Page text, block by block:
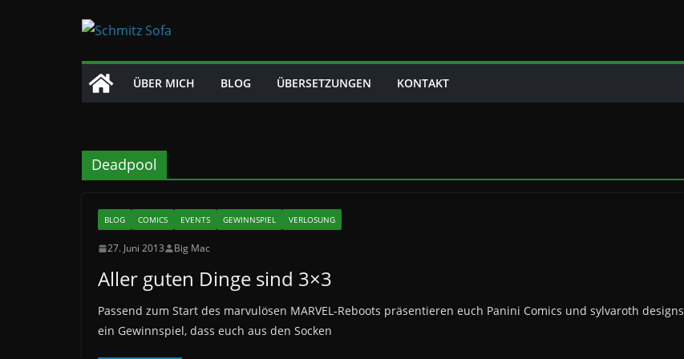
ÜBER MICH BLOG ÜBERSETZUNGEN KONTAKT
Deadpool
BLOG COMICS EVENTS GEWINNSPIEL VERLOSUNG
27. Juni 2013 Big Mac
Aller guten Dinge sind 3×3
Passend zum Start des marvulösen MARVEL-Reboots präsentieren euch Panini Comics und sylvaroth designs
ein Gewinnspiel, dass euch aus den Socken